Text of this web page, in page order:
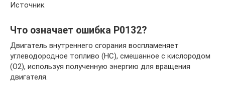
Источник
Что означает ошибка P0132?
Двигатель внутреннего сгорания воспламеняет
углеводородное топливо (HC), смешанное с кислородом
(O2), используя полученную энергию для вращения
двигателя.